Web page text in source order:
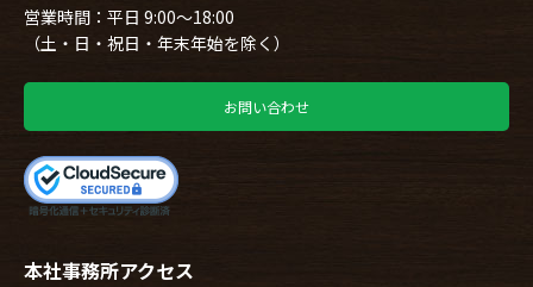
営業時間：平日 9:00～18:00
（土・日・祝日・年末年始を除く）
お問い合わせ
本社事務所アクセス